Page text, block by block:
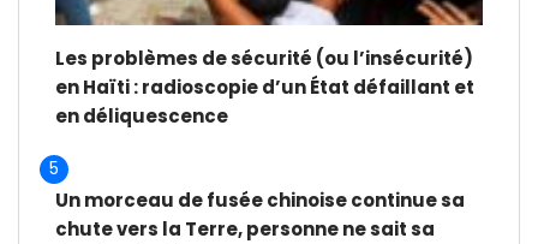
Les problèmes de sécurité (ou l’insécurité)
en Haïti : radioscopie d’un État défaillant et
en déliquescence
5
Un morceau de fusée chinoise continue sa
chute vers la Terre, personne ne sait sa